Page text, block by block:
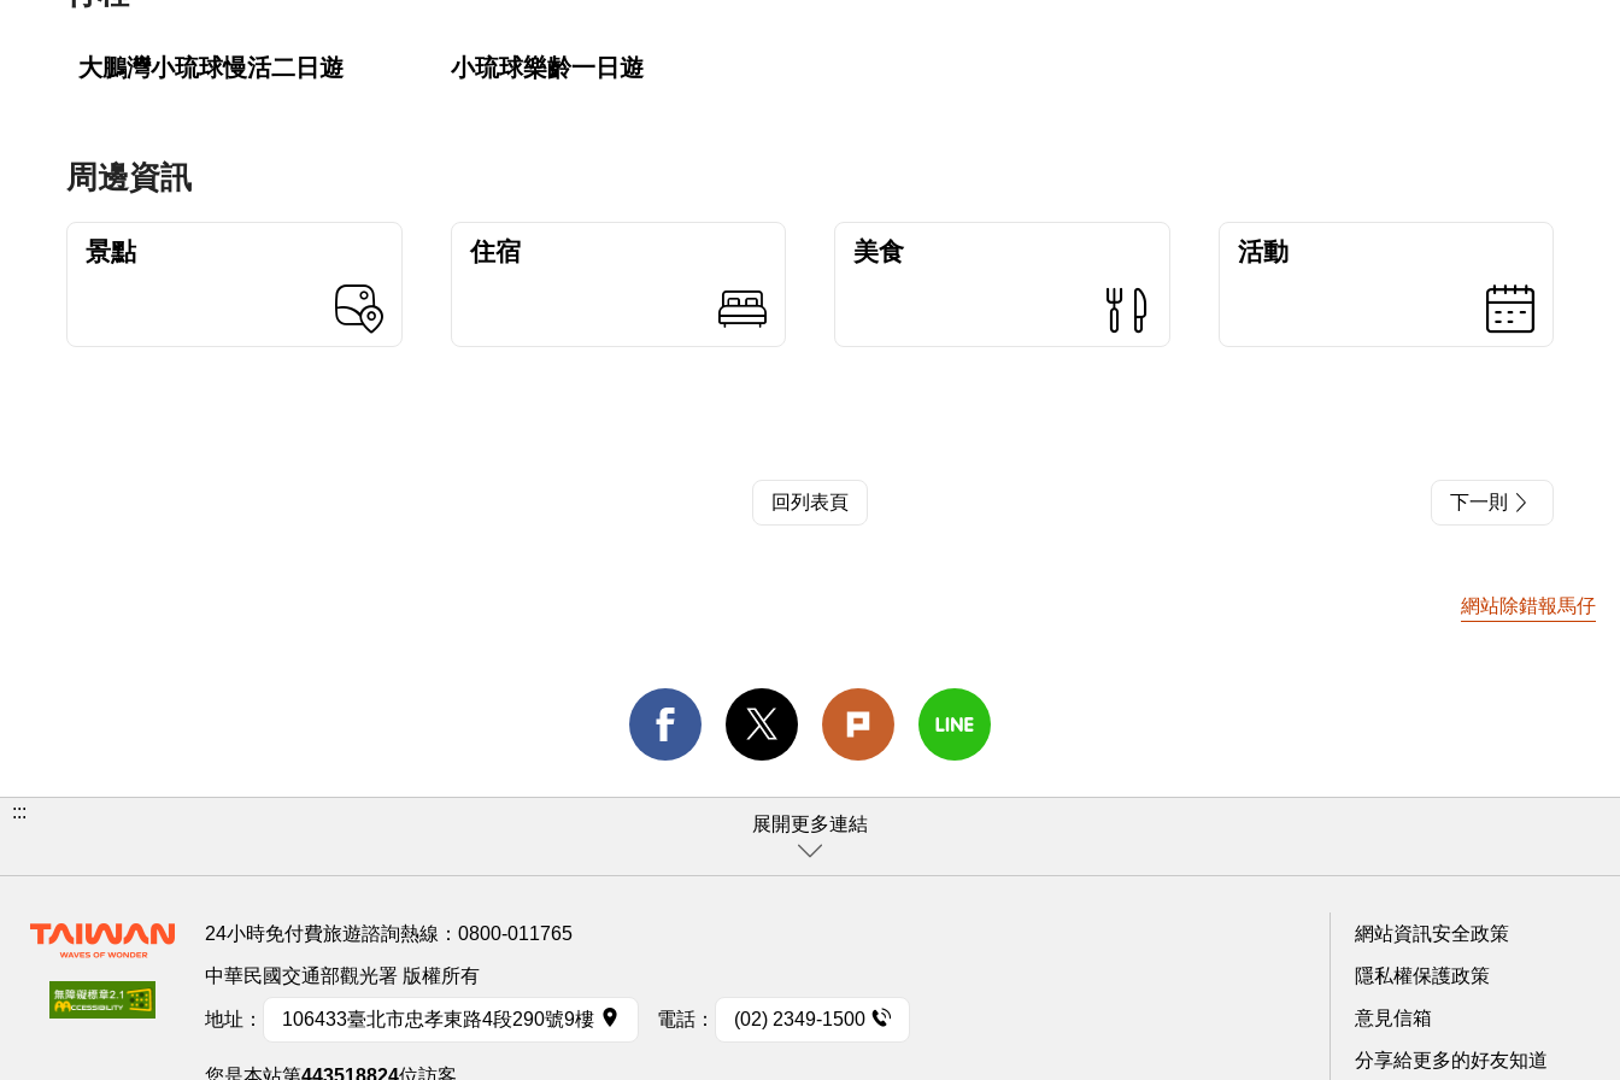
大鵬灣小琉球慢活二日遊 小琉球樂齡一日遊
周邊資訊
景點 住宿 美食 活動
回列表頁 下一則
網站除錯報馬仔
:::
展開更多連結
24小時免付費旅遊諮詢熱線： 0800-011765
中華民國交通部觀光署 版權所有
地址： 106433臺北市忠孝東路4段290號9樓 電話： (02) 2349-1500
您是本站第443518824位訪客
網站資訊安全政策
隱私權保護政策
意見信箱
分享給更多的好友知道